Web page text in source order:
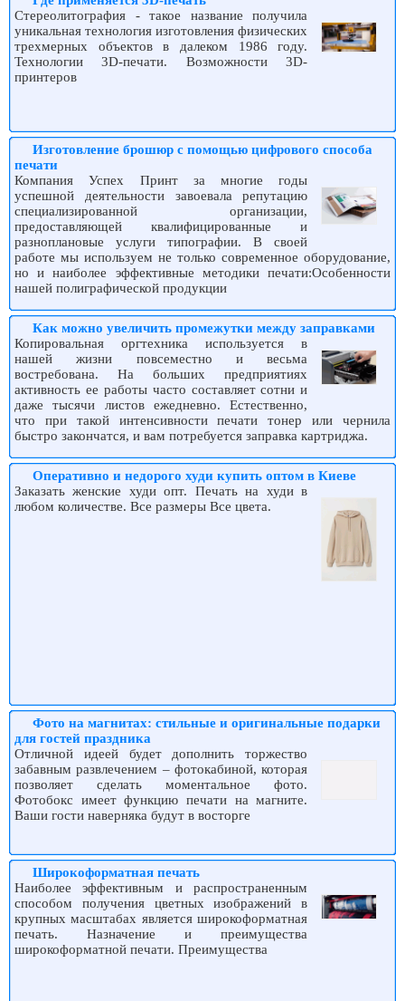
Стереолитография - такое название получила
уникальная технология изготовления физических
трехмерных объектов в далеком 1986 году.
Технологии 3D-печати. Возможности 3D-
принтеров
Изготовление брошюр с помощью цифрового способа
печати
Компания Успех Принт за многие годы
успешной деятельности завоевала репутацию
специализированной организации,
предоставляющей квалифицированные и
разноплановые услуги типографии. В своей
работе мы используем не только современное оборудование,
но и наиболее эффективные методики печати:Особенности
нашей полиграфической продукции
Как можно увеличить промежутки между заправками
Копировальная оргтехника используется в
нашей жизни повсеместно и весьма
востребована. На больших предприятиях
активность ее работы часто составляет сотни и
даже тысячи листов ежедневно. Естественно,
что при такой интенсивности печати тонер или чернила
быстро закончатся, и вам потребуется заправка картриджа.
Оперативно и недорого худи купить оптом в Киеве
Заказать женские худи опт. Печать на худи в
любом количестве. Все размеры Все цвета.
Фото на магнитах: стильные и оригинальные подарки
для гостей праздника
Отличной идеей будет дополнить торжество
забавным развлечением – фотокабиной, которая
позволяет сделать моментальное фото.
Фотобокс имеет функцию печати на магните.
Ваши гости наверняка будут в восторге
Широкоформатная печать
Наиболее эффективным и распространенным
способом получения цветных изображений в
крупных масштабах является широкоформатная
печать. Назначение и преимущества
широкоформатной печати. Преимущества